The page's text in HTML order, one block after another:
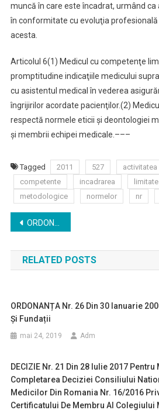
muncă în care este încadrat, urmând
în conformitate cu evoluţia
acesta.
Articolul 6(1) Medicul cu competenţe
promptitudine indicaţiile medicului
cu asistentul medical în vederea
îngrijirilor acordate pacienţilor.(2)
respectă normele eticii şi deontologiei
şi membrii echipei medicale. –––
Tagged 2011 527 activitatea
competente
incadrarea limitate
metodologice
normelor nr
Navigare
în
articole
ORDONANȚĂ nr. 18 din 29 august 2009 privind organizarea și finanțarea rezidențiatului
RELATED POSTS
ORDONANȚA Nr. 26 Din 30 Ianuarie
Și Fundații
mai 24, 2019 Adm
DECIZIE Nr. 21 Din 28 Iulie 2017
Completarea Deciziei Consiliului
Medicilor Din Romania Nr. 16/2016
Certificatului De Membru Al Colegiului